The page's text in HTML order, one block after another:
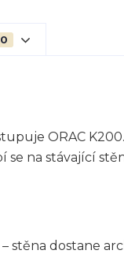
0
ORAC
na stávající
– stěna dostane